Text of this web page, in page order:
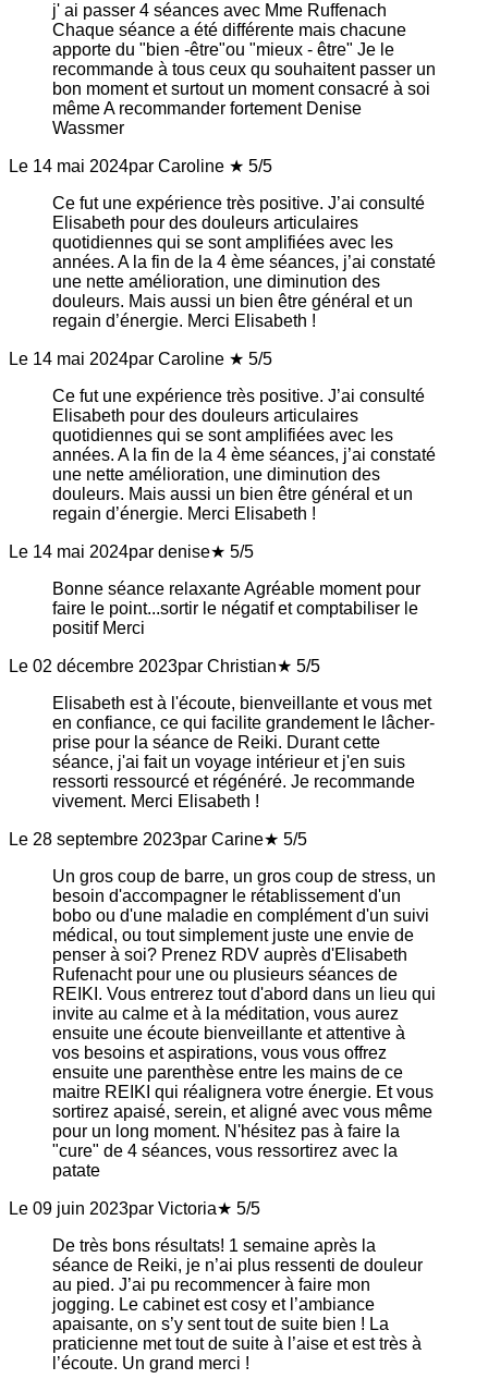
j' ai passer 4 séances avec Mme Ruffenach
Chaque séance a été différente mais chacune
apporte du "bien -être"ou "mieux - être" Je le
recommande à tous ceux qu souhaitent passer un
bon moment et surtout un moment consacré à soi
même A recommander fortement Denise
Wassmer
Le 14 mai 2024par Caroline ★ 5/5
Ce fut une expérience très positive. J’ai consulté
Elisabeth pour des douleurs articulaires
quotidiennes qui se sont amplifiées avec les
années. A la fin de la 4 ème séances, j’ai constaté
une nette amélioration, une diminution des
douleurs. Mais aussi un bien être général et un
regain d’énergie. Merci Elisabeth !
Le 14 mai 2024par Caroline ★ 5/5
Ce fut une expérience très positive. J’ai consulté
Elisabeth pour des douleurs articulaires
quotidiennes qui se sont amplifiées avec les
années. A la fin de la 4 ème séances, j’ai constaté
une nette amélioration, une diminution des
douleurs. Mais aussi un bien être général et un
regain d’énergie. Merci Elisabeth !
Le 14 mai 2024par denise★ 5/5
Bonne séance relaxante Agréable moment pour
faire le point...sortir le négatif et comptabiliser le
positif Merci
Le 02 décembre 2023par Christian★ 5/5
Elisabeth est à l'écoute, bienveillante et vous met
en confiance, ce qui facilite grandement le lâcher-
prise pour la séance de Reiki. Durant cette
séance, j'ai fait un voyage intérieur et j'en suis
ressorti ressourcé et régénéré. Je recommande
vivement. Merci Elisabeth !
Le 28 septembre 2023par Carine★ 5/5
Un gros coup de barre, un gros coup de stress, un
besoin d'accompagner le rétablissement d'un
bobo ou d'une maladie en complément d'un suivi
médical, ou tout simplement juste une envie de
penser à soi? Prenez RDV auprès d'Elisabeth
Rufenacht pour une ou plusieurs séances de
REIKI. Vous entrerez tout d'abord dans un lieu qui
invite au calme et à la méditation, vous aurez
ensuite une écoute bienveillante et attentive à
vos besoins et aspirations, vous vous offrez
ensuite une parenthèse entre les mains de ce
maitre REIKI qui réalignera votre énergie. Et vous
sortirez apaisé, serein, et aligné avec vous même
pour un long moment. N'hésitez pas à faire la
"cure" de 4 séances, vous ressortirez avec la
patate
Le 09 juin 2023par Victoria★ 5/5
De très bons résultats! 1 semaine après la
séance de Reiki, je n’ai plus ressenti de douleur
au pied. J’ai pu recommencer à faire mon
jogging. Le cabinet est cosy et l’ambiance
apaisante, on s’y sent tout de suite bien ! La
praticienne met tout de suite à l’aise et est très à
l’écoute. Un grand merci !